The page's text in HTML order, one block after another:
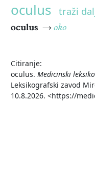
oculus traži
oculus → oko
Citiranje:
oculus. Medicinski
Leksikografski zavod
10.8.2026. <https://